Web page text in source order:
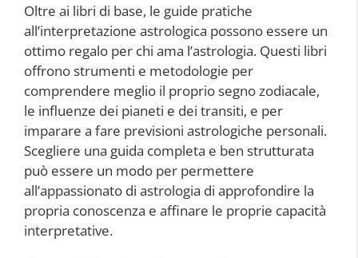
Oltre ai libri di base, le guide pratiche
all’interpretazione astrologica possono essere un
ottimo regalo per chi ama l’astrologia. Questi libri
offrono strumenti e metodologie per
comprendere meglio il proprio segno zodiacale,
le influenze dei pianeti e dei transiti, e per
imparare a fare previsioni astrologiche personali.
Scegliere una guida completa e ben strutturata
può essere un modo per permettere
all’appassionato di astrologia di approfondire la
propria conoscenza e affinare le proprie capacità
interpretative.